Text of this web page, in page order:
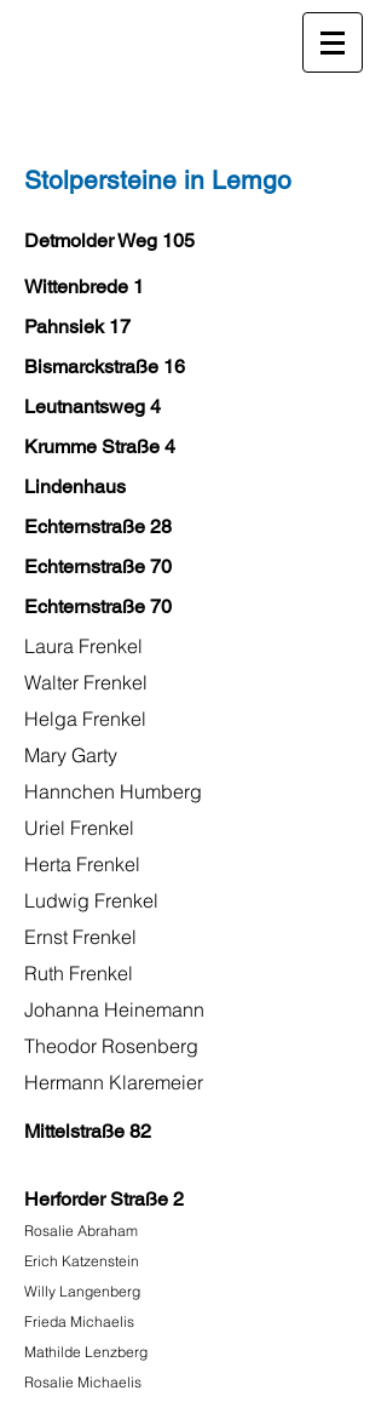
Stolpersteine in Lemgo
Detmolder Weg 105
Wittenbrede 1
Pahnsiek 17
Bismarckstraße 16
Leutnantsweg 4
Krumme Straße 4
Lindenhaus
Echternstraße 28
Echternstraße 70
Echternstraße 70
Laura Frenkel
Walter Frenkel
Helga Frenkel
Mary Garty
Hannchen Humberg
Uriel Frenkel
Herta Frenkel
Ludwig Frenkel
Ernst Frenkel
Ruth Frenkel
Johanna Heinemann
Theodor Rosenberg
Hermann Klaremeier
Mittelstraße 82
Herforder Straße 2
Rosalie Abraham
Erich Katzenstein
Willy Langenberg
Frieda Michaelis
Mathilde Lenzberg
Rosalie Michaelis